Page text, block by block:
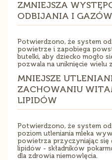
ZMNIEJSZA
ODBIJANIA I GAZÓW
Potwierdzono, że system
powietrze i zapobiega
butelki, aby dziecko mogło
pozwala na uniknięcie
MNIEJSZE
ZACHOWANIU
LIPIDÓW
Potwierdzono, że system
poziom utleniania mleka
powietrza przyczyniając się
lipidów - składników
dla zdrowia niemowlęcia.